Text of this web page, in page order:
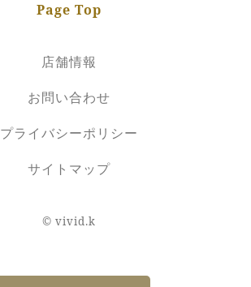
Page Top
店舗情報
お問い合わせ
プライバシーポリシー
サイトマップ
© vivid.k